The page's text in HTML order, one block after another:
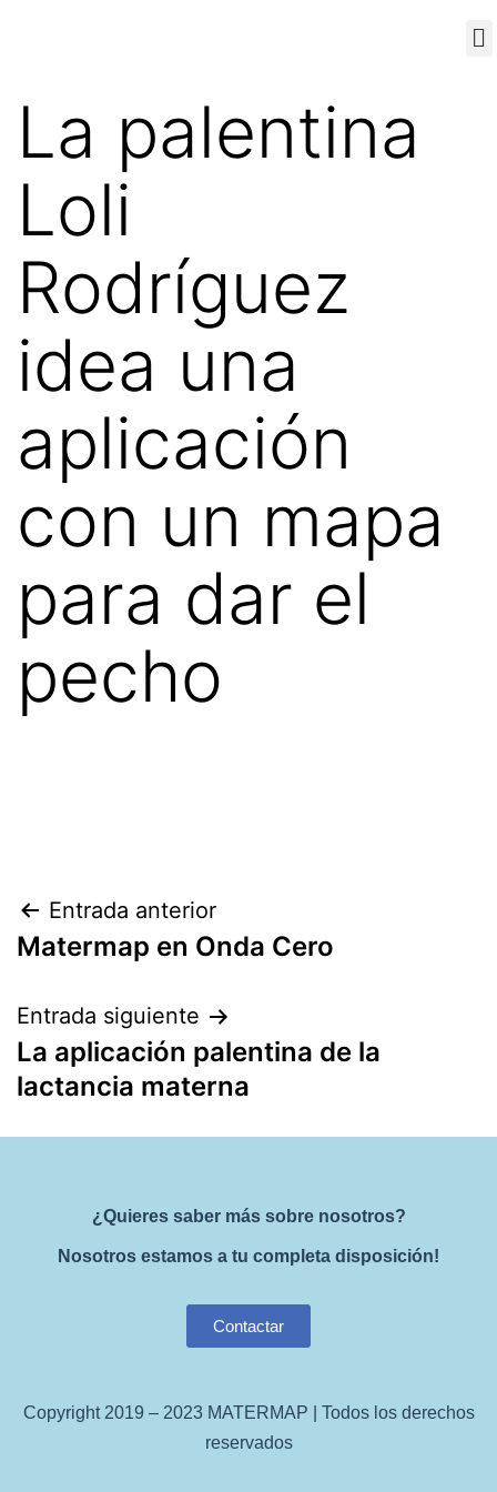
La palentina
Loli
Rodríguez
idea una
aplicación
con un mapa
para dar el
pecho
Entrada anterior
Matermap en Onda Cero
Entrada siguiente
La aplicación palentina de la
lactancia materna
¿Quieres saber más sobre nosotros?
Nosotros estamos a tu completa disposición!
Contactar
Copyright 2019 – 2023 MATERMAP | Todos los derechos
reservados